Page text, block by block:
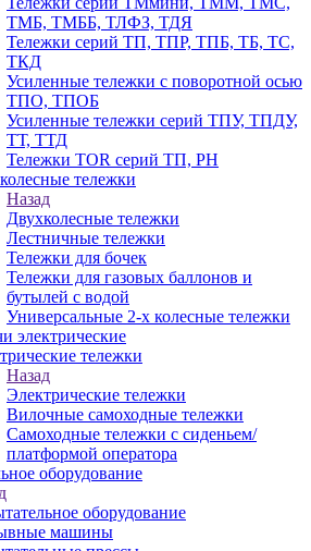
ТМБ, ТМББ, ТЛФЗ, ТДЯ
Тележки серий ТП, ТПР, ТПБ, ТБ, ТС,
ТКД
Усиленные тележки с поворотной осью
ТПО, ТПОБ
Усиленные тележки серий ТПУ, ТПДУ,
ТТ, ТТД
Тележки TOR серий ТП, PH
тележки
Назад
Двухколесные тележки
Лестничные тележки
Тележки для бочек
Тележки для газовых баллонов и
бутылей с водой
Универсальные 2-х колесные тележки
электрические
тележки
Назад
Электрические тележки
Вилочные самоходные тележки
Самоходные тележки с сиденьем/
платформой оператора
оборудование
оборудование
машины